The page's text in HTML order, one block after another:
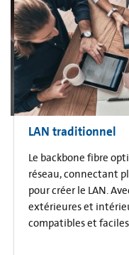
LAN traditionnel
Le backbone fibre
réseau, connectant
pour créer le LAN.
extérieures et
compatibles et